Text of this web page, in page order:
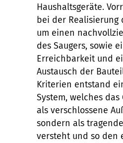
Haushaltsgeräte.
bei der Realisierung
um einen
des Saugers, sowie
Erreichbarkeit und
Austausch der
Kriterien entstand
System, welches
als verschlossene
sondern als
versteht und so den